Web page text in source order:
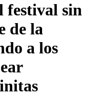
festival sin
de la
a los